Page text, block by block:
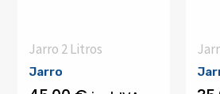
Jarro 2 Litros
Jarro